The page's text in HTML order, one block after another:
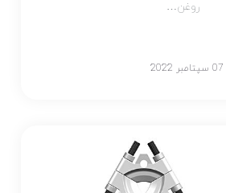
روغن…